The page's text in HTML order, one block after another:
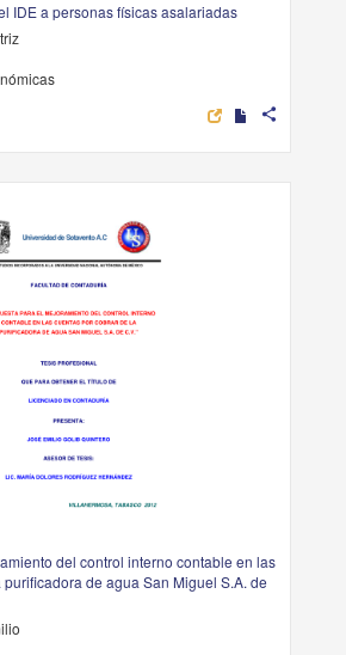
IDE a personas físicas asalariadas
share
del control interno contable en las
de agua San Miguel S.A. de